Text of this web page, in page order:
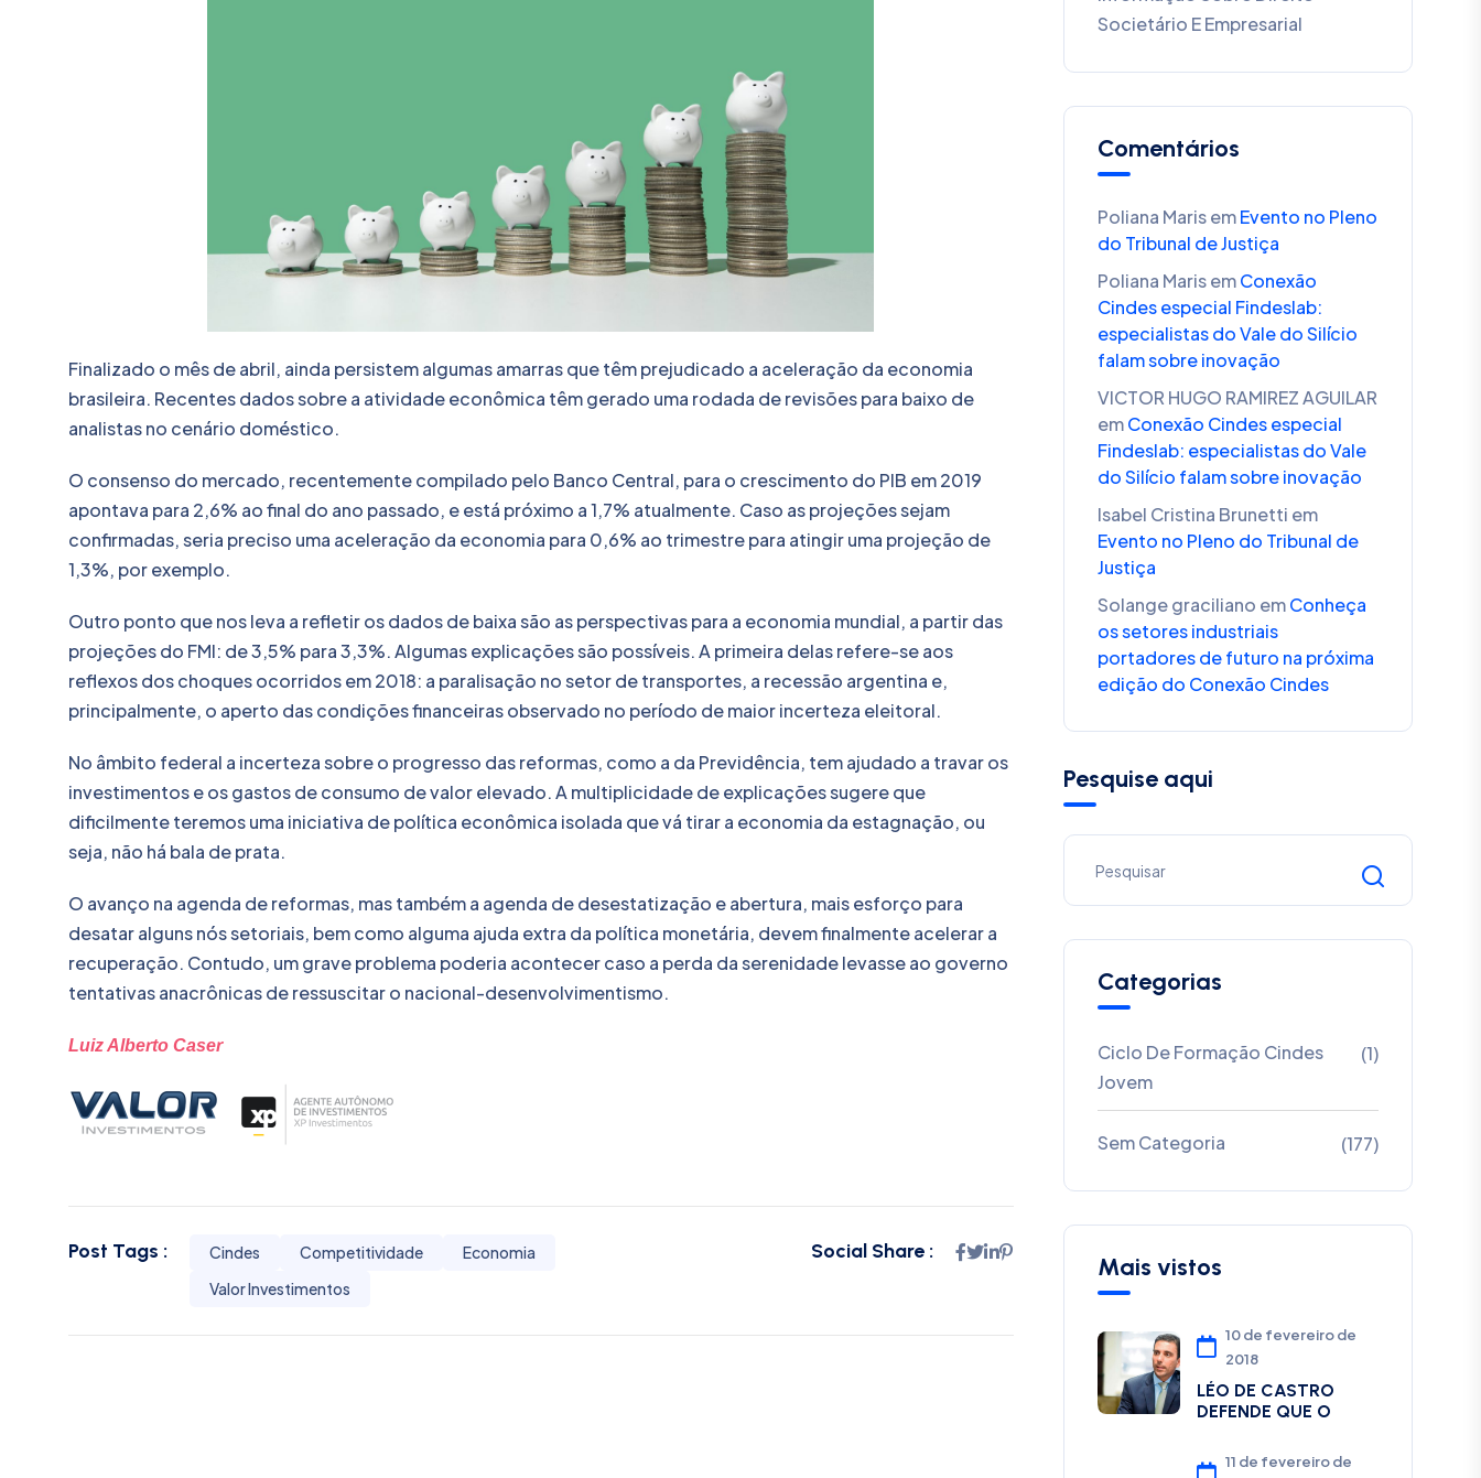
Finalizado o mês de abril, ainda persistem algumas amarras que têm prejudicado a aceleração da economia
brasileira. Recentes dados sobre a atividade econômica têm gerado uma rodada de revisões para baixo de
analistas no cenário doméstico.
O consenso do mercado, recentemente compilado pelo Banco Central, para o crescimento do PIB em 2019
apontava para 2,6% ao final do ano passado, e está próximo a 1,7% atualmente. Caso as projeções sejam
confirmadas, seria preciso uma aceleração da economia para 0,6% ao trimestre para atingir uma projeção de
1,3%, por exemplo.
Outro ponto que nos leva a refletir os dados de baixa são as perspectivas para a economia mundial, a partir das
projeções do FMI: de 3,5% para 3,3%. Algumas explicações são possíveis. A primeira delas refere-se aos
reflexos dos choques ocorridos em 2018: a paralisação no setor de transportes, a recessão argentina e,
principalmente, o aperto das condições financeiras observado no período de maior incerteza eleitoral.
No âmbito federal a incerteza sobre o progresso das reformas, como a da Previdência, tem ajudado a travar os
investimentos e os gastos de consumo de valor elevado. A multiplicidade de explicações sugere que
dificilmente teremos uma iniciativa de política econômica isolada que vá tirar a economia da estagnação, ou
seja, não há bala de prata.
O avanço na agenda de reformas, mas também a agenda de desestatização e abertura, mais esforço para
desatar alguns nós setoriais, bem como alguma ajuda extra da política monetária, devem finalmente acelerar a
recuperação. Contudo, um grave problema poderia acontecer caso a perda da serenidade levasse ao governo
tentativas anacrônicas de ressuscitar o nacional-desenvolvimentismo.
Luiz Alberto Caser
Post Tags : Cindes Competitividade
Economia
Valor Investimentos
Social Share :
Societário E Empresarial
Comentários
Poliana MarisemEvento no Pleno
do Tribunal de Justiça
Poliana MarisemConexão
Cindes especial Findeslab:
especialistas do Vale do Silício
falam sobre inovação
VICTOR HUGO RAMIREZ AGUILAR
emConexão Cindes especial
Findeslab: especialistas do Vale
do Silício falam sobre inovação
Isabel Cristina Brunetti em
Evento no Pleno do Tribunal de
Justiça
Solange graciliano emConheça
os setores industriais
portadores de futuro na próxima
edição do Conexão Cindes
Pesquise aqui
Categorias
Ciclo De Formação Cindes
Jovem
(1)
Sem Categoria (177)
Mais vistos
10 de fevereiro de
2018
LÉO DE CASTRO
DEFENDE QUE O
11 de fevereiro de